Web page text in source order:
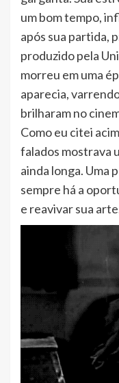
um bom tempo,
após sua partida,
produzido pela
morreu em uma
aparecia,
brilharam no
Como eu citei
falados mostrava
ainda longa. Uma
sempre há a
e reavivar sua